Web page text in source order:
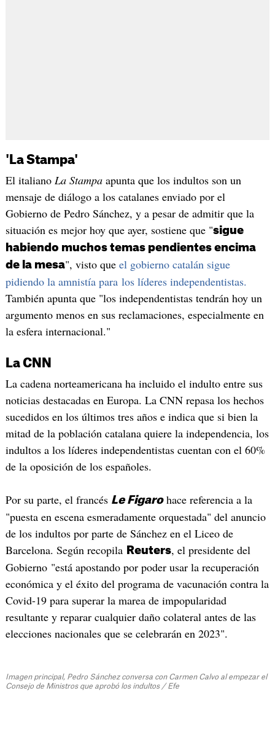
'La Stampa'
El italiano La Stampaapunta que los indultos son un
mensaje de diálogo a los catalanes enviado por el
Gobierno de Pedro Sánchez, y a pesar de admitir que la
situación es mejor hoy que ayer, sostiene que "sigue
habiendo muchos temas pendientes encima
de la mesa", visto que el gobierno catalán sigue
pidiendo la amnistía para los líderes independentistas.
También apunta que "los independentistas tendrán hoy un
argumento menos en sus reclamaciones, especialmente en
la esfera internacional."
La CNN
La cadena norteamericana ha incluido el indulto entre sus
noticias destacadas en Europa. La CNN repasa los hechos
sucedidos en los últimos tres años e indica que si bien la
mitad de la población catalana quiere la independencia, los
indultos a los líderes independentistas cuentan con el 60%
de la oposición de los españoles.
Por su parte, el francés Le Figarohace referencia a la
"puesta en escena esmeradamente orquestada" del anuncio
de los indultos por parte de Sánchez en el Liceo de
Barcelona. Según recopila Reuters, el presidente del
Gobierno "está apostando por poder usar la recuperación
económica y el éxito del programa de vacunación contra la
Covid-19 para superar la marea de impopularidad
resultante y reparar cualquier daño colateral antes de las
elecciones nacionales que se celebrarán en 2023".
Imagen principal, Pedro Sánchez conversa con Carmen Calvo al empezar el
Consejo de Ministros que aprobó los indultos / Efe